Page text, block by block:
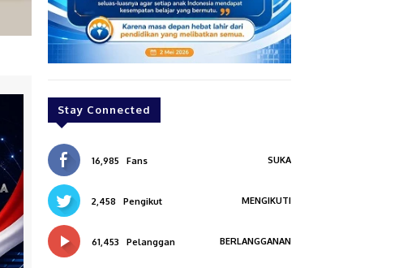
Stay Connected
16,985 Fans SUKA
2,458 Pengikut MENGIKUTI
61,453 Pelanggan BERLANGGANAN